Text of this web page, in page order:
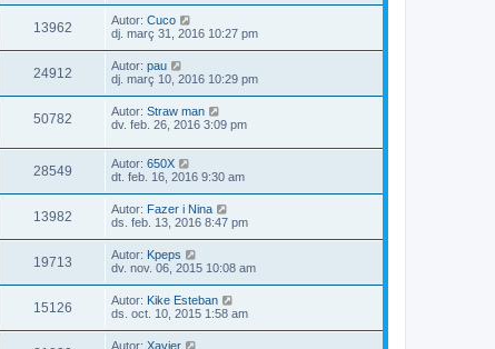
13962 Autor: Cuco
dj. març 31, 2016 10:27 pm
24912 Autor: pau
dj. març 10, 2016 10:29 pm
50782 Autor: Straw man
dv. feb. 26, 2016 3:09 pm
28549 Autor: 650X
dt. feb. 16, 2016 9:30 am
13982 Autor: Fazer i Nina
ds. feb. 13, 2016 8:47 pm
19713 Autor: Kpeps
dv. nov. 06, 2015 10:08 am
15126 Autor: Kike Esteban
ds. oct. 10, 2015 1:58 am
Autor: Xavier